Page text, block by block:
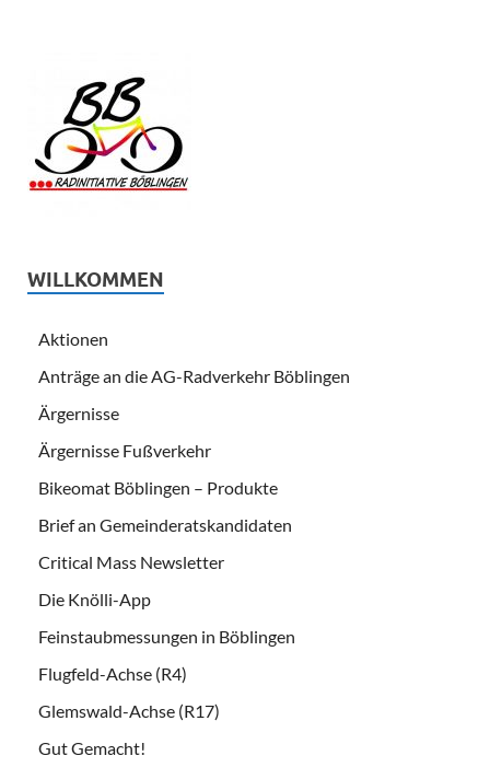
WILLKOMMEN
Aktionen
Anträge an die AG-Radverkehr Böblingen
Ärgernisse
Ärgernisse Fußverkehr
Bikeomat Böblingen – Produkte
Brief an Gemeinderatskandidaten
Critical Mass Newsletter
Die Knölli-App
Feinstaubmessungen in Böblingen
Flugfeld-Achse (R4)
Glemswald-Achse (R17)
Gut Gemacht!